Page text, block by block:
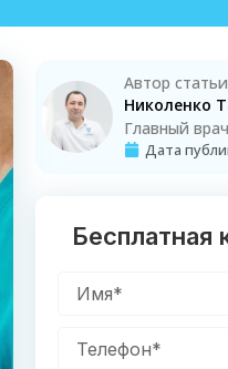
Автор
Николенко
Главный
Дата
Бесплатная